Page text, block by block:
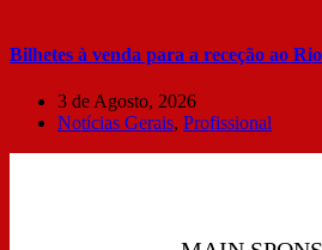
Bilhetes à venda para a receção ao
3 de Agosto, 2026
Notícias Gerais, Profissional